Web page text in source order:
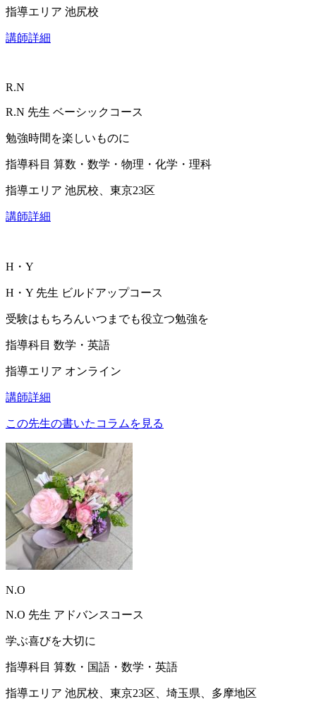
指導エリア 池尻校
講師詳細
R.N
R.N 先生 ベーシックコース
勉強時間を楽しいものに
指導科目 算数・数学・物理・化学・理科
指導エリア 池尻校、東京23区
講師詳細
H・Y
H・Y 先生 ビルドアップコース
受験はもちろんいつまでも役立つ勉強を
指導科目 数学・英語
指導エリア オンライン
講師詳細
この先生の書いたコラムを見る
N.O
N.O 先生 アドバンスコース
学ぶ喜びを大切に
指導科目 算数・国語・数学・英語
指導エリア 池尻校、東京23区、埼玉県、多摩地区